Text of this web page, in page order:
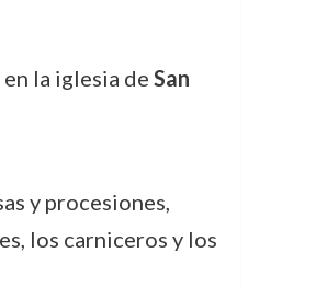
la iglesia de San
y procesiones,
los carniceros y los